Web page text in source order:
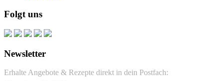
Folgt uns
Newsletter
Erhalte Angebote & Rezepte direkt in dein Postfach: